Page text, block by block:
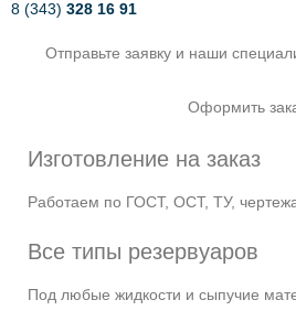
8 (343) 328 16 91
Отправьте заявку и наши
Оформить
Изготовление на заказ
Работаем по ГОСТ, ОСТ, ТУ,
Все типы резервуаров
Под любые жидкости и сыпучие